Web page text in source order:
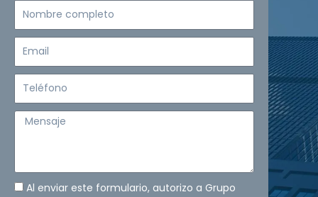
Mensaje
Al enviar este formulario, autorizo a Grupo